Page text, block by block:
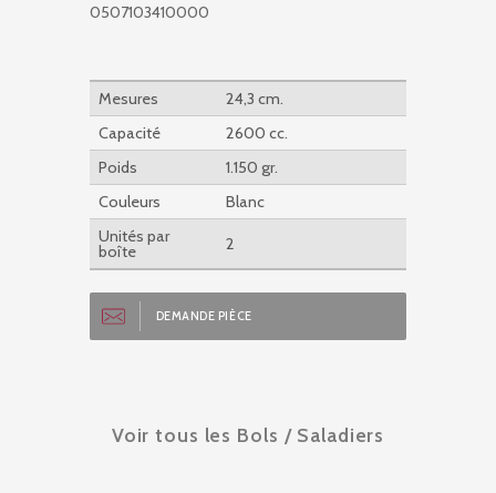
0507103410000
Mesures
24,3 cm.
Capacité
2600 cc.
Poids
1.150 gr.
Couleurs
Blanc
Unités par
boîte 2
DEMANDE PIÈCE
Voir tous les Bols / Saladiers